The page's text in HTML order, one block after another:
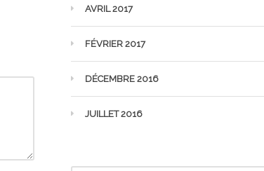
AVRIL 2017
FÉVRIER 2017
DÉCEMBRE 2016
JUILLET 2016